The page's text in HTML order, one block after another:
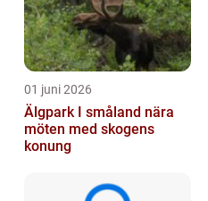
01 juni 2026
Älgpark I småland nära
möten med skogens
konung